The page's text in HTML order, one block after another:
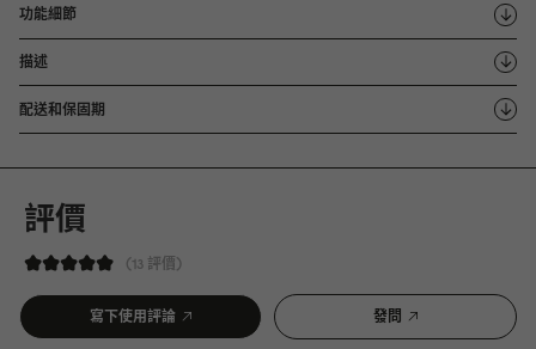
功能細節
描述
配送和保固期
評價
13 評價
寫下使用評論 發問